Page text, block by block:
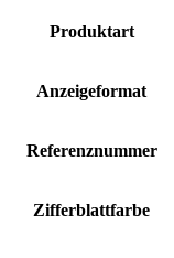
Produktart
Anzeigeformat
Referenznummer
Zifferblattfarbe